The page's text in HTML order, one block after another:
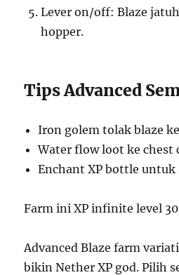
Lever on/off: Blaze
hopper.
Tips Advanced
Iron golem tolak blaze
Water flow loot ke chest
Enchant XP bottle untuk
Farm ini XP infinite level
Advanced Blaze farm
bikin Nether XP god. Pilih